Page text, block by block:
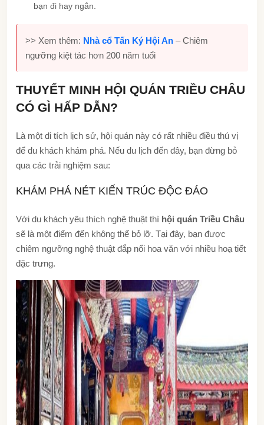
bạn đi hay ngắn.
>> Xem thêm: Nhà cổ Tấn Ký Hội An – Chiêm
ngưỡng kiệt tác hơn 200 năm tuổi
THUYẾT MINH HỘI QUÁN TRIỀU CHÂU
CÓ GÌ HẤP DẪN?
Là một di tích lịch sử, hội quán này có rất nhiều điều thú vị
để du khách khám phá. Nếu du lịch đến đây, bạn đừng bỏ
qua các trải nghiệm sau:
KHÁM PHÁ NÉT KIẾN TRÚC ĐỘC ĐÁO
Với du khách yêu thích nghệ thuật thì hội quán Triều Châu
sẽ là một điểm đến không thể bỏ lỡ. Tại đây, bạn được
chiêm ngưỡng nghệ thuật đắp nổi hoa văn với nhiều hoạ tiết
đặc trưng.